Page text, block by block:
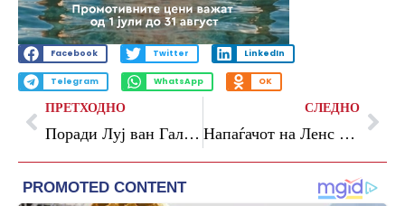
Facebook Twitter LinkedIn
Telegram WhatsApp OK
ПРЕТХОДНО
Поради Луј ван Гал, Ди Марија го мразел животот во Манчестер и престојот на „Олд Трафорд“
СЛЕДНО
Напаѓачот на Ленс одби да игра на Мундијалот бидејќи не играше во квалификациите